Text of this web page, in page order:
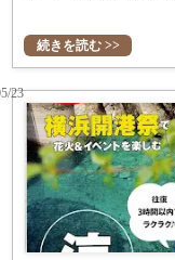
続きを読む >>
23